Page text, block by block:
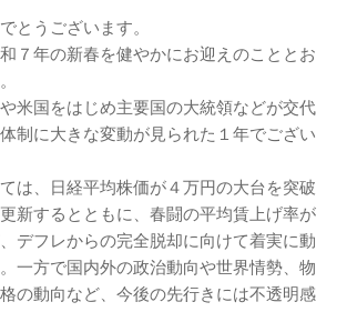
とうございます。
７年の新春を健やかにお迎えのこととお
米国をはじめ主要国の大統領などが交代
制に大きな変動が見られた１年でござい
は、日経平均株価が４万円の大台を突破
新するとともに、春闘の平均賃上げ率が
デフレからの完全脱却に向けて着実に動
一方で国内外の政治動向や世界情勢、物
の動向など、今後の先行きには不透明感